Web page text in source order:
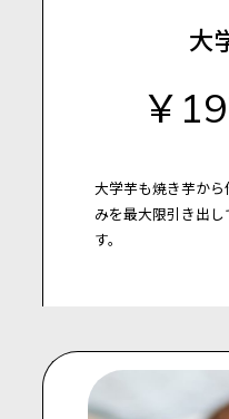
大
￥
大学芋も焼き芋から
みを最大限引き出
す。